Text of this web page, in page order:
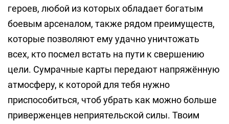
героев, любой из которых обладает богатым
боевым арсеналом, также рядом преимуществ,
которые позволяют ему удачно уничтожать
всех, кто посмел встать на пути к свершению
цели. Сумрачные карты передают напряжённую
атмосферу, к которой для тебя нужно
приспособиться, чтоб убрать как можно больше
приверженцев неприятельской силы. Твоим